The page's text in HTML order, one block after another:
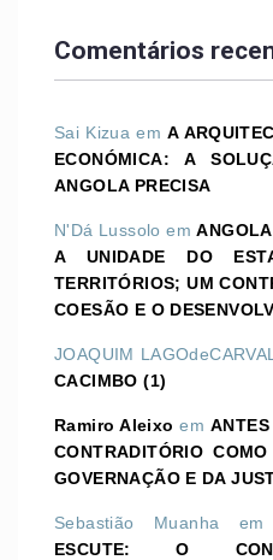
Comentários
Sai Kizua emA
ECONÓMICA: A
ANGOLA PRECISA
N'Dá Lussolo em
A UNIDADE DO
TERRITÓRIOS; UM
COESÃO E O
JOAQUIM
CACIMBO (1)
Ramiro Aleixo em
CONTRADITÓRIO
GOVERNAÇÃO E DA
Sebastião Muanha
ESCUTE: O